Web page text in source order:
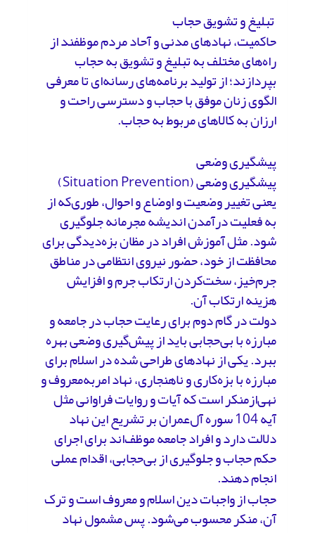
تبلیغ و تشویق حجاب
حاکمیت، نهادهای مدنی و آحاد مردم موظفند از
راه‌های مختلف به تبلیغ و تشویق به حجاب
بپردازند؛ از تولید برنامه‌های رسانه‌‌‌‌ای تا معرفی
الگوی زنان موفق با حجاب و دسترسی راحت و
ارزان به کالاهای مربوط به حجاب.
پیشگیری وضعی
پیشگیری وضعی (Situation Prevention)
یعنی تغییر وضعیت و اوضاع و احوال، طوری‌که از
به فعلیت درآمدن اندیشه مجرمانه جلوگیری
شود. مثل آموزش افراد در مظان بزه‌دیدگی برای
محافظت از خود، حضور نیروی انتظامی در مناطق
جرم‌خیز، سخت‌کردن ارتکاب جرم و افزایش
هزینه ارتکاب آن.
دولت در گام دوم برای رعایت حجاب در جامعه و
مبارزه با بی‌حجابی باید از پیش‌گیری وضعی بهره
ببرد. یکی از نهادهای طراحی ‌شده در اسلام برای
مبارزه با بزه‌کاری و ناهنجاری، نهاد امر‌به‌معروف و
نهی‌از‌منکر است که آیات و روایات فراوانی مثل
آیه 104 سوره آل‌عمران بر تشریع این نهاد
دلالت دارد و افراد جامعه موظف‌اند برای اجرای
حکم حجاب و جلوگیری از بی‌حجابی، اقدام عملی
انجام دهند.
حجاب از واجبات دین اسلام و معروف است و ترک
آن، منکر محسوب می‌شود. پس مشمول نهاد